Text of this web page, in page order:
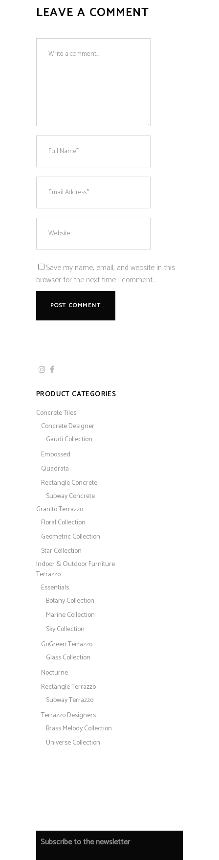
LEAVE A COMMENT
Save my name, email, and website in this
browser for the next time I comment.
PRODUCT CATEGORIES
Concrete Tiles
Concrete Designer
Gaudi Collection
Embossed
Quadrata
Rectangle Concrete
Subway Concrete
Granito Terrazzo
Floral Collection
Geometric Collection
Star Collection
Indoor & Outdoor Furniture
Terrazzo
Essentials
Botany Collection
Marine Collection
Sky Collection
GoGreen Terrazzo
Glass Collection
Nocturne
Rectangle Terrazzo
Subway Terrazzo
Terrazzo Designers
Brass Melody Collection
Universe Collection
Subscribe to the newsletter